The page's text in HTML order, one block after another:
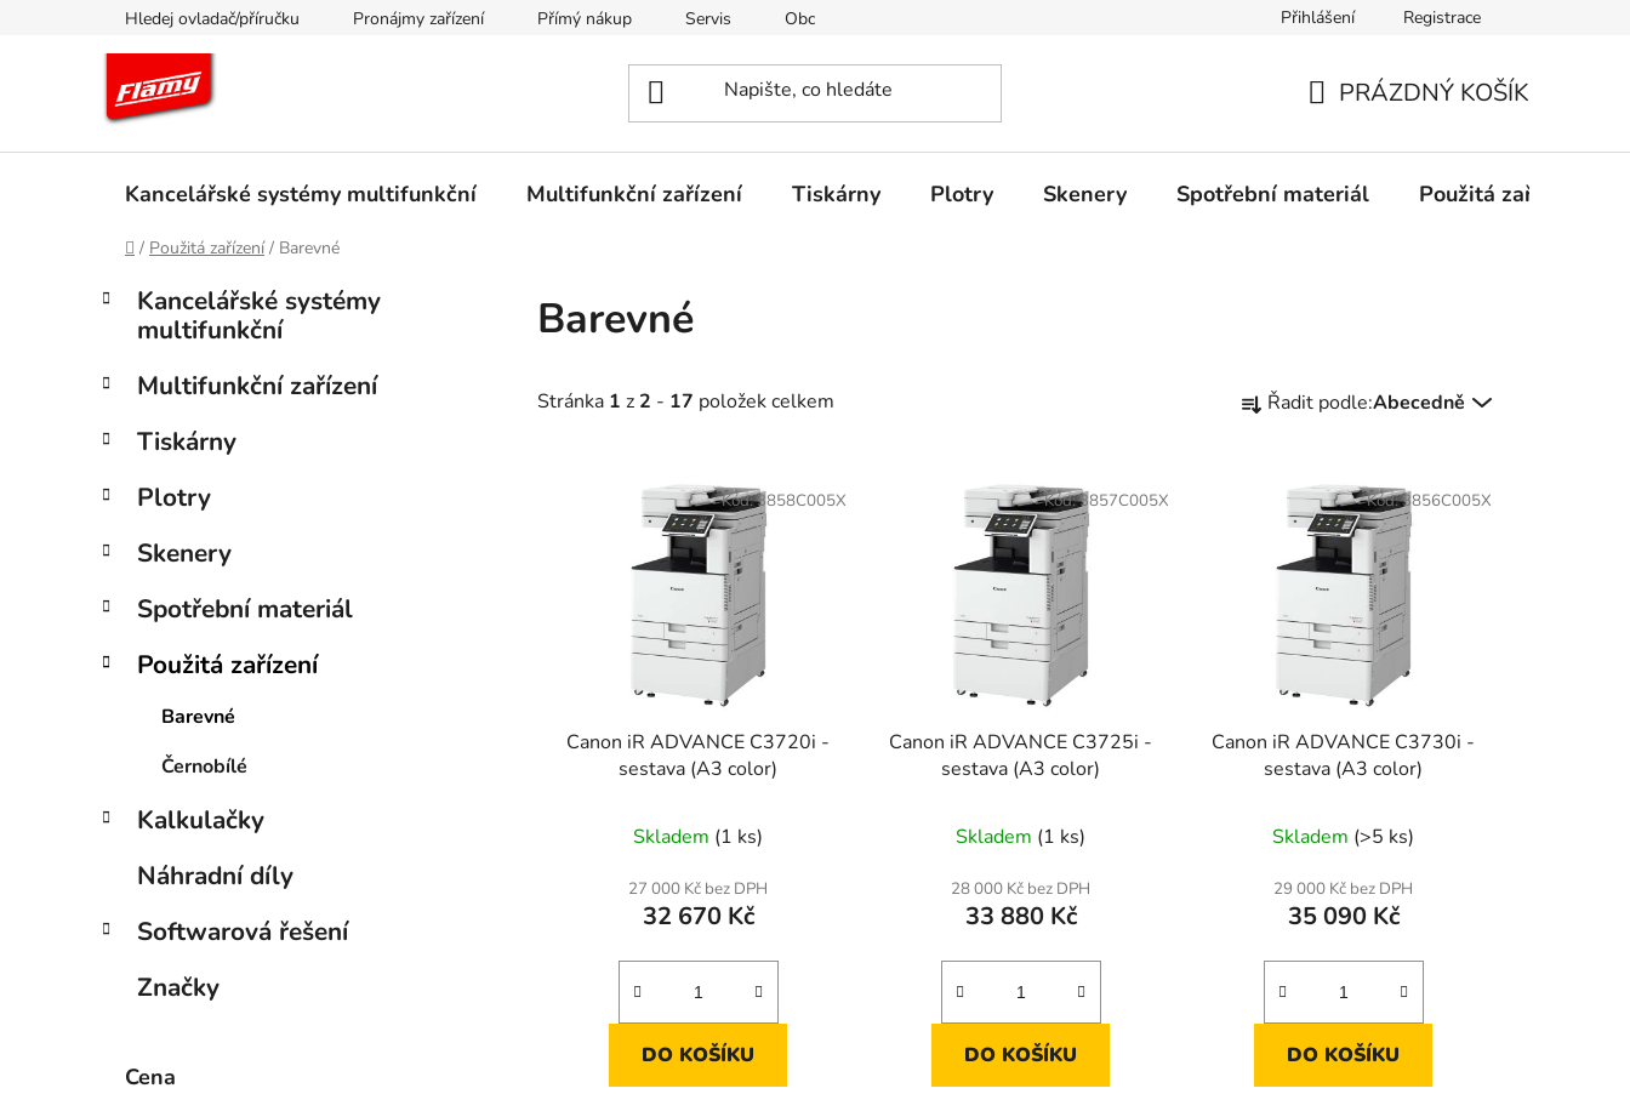
Hledej ovladač/příručku Pronájmy zařízení Přímý nákup Servis Obchodní podmínky Aktuality Ochrana osobních údajů
Přihlášení Registrace
KOŠÍK
PRÁZDNÝ KOŠÍK
Kancelářské systémy multifunkční Multifunkční zařízení Tiskárny Plotry Skenery Spotřební materiál Použitá zařízení
Domů
/ Použitá zařízení / Barevné
P
t
a
n
í
a
e
Přeskočit
kategorie
K
a
g
r
e
Kancelářské systémy
multifunkční
Multifunkční zařízení
Tiskárny
Plotry
Skenery
Spotřební materiál
Použitá zařízení
Barevné
Černobílé
Kalkulačky
Náhradní díly
Softwarová řešení
Značky
Cena
Barevné
Stránka 1 z 2 - 17 položek celkem
a
k
Řadit podle:Abecedně
Canon iR ADVANCE C3720i -
sestava (A3 color)
Skladem (1 ks)
27 000 Kč bez DPH
32 670 Kč
DO KOŠÍKU
Kód:3858C005X
Canon iR ADVANCE C3725i -
sestava (A3 color)
Skladem (1 ks)
28 000 Kč bez DPH
33 880 Kč
DO KOŠÍKU
Kód:3857C005X
Canon iR ADVANCE C3730i -
sestava (A3 color)
Skladem (>5 ks)
29 000 Kč bez DPH
35 090 Kč
DO KOŠÍKU
Kód:3856C005X